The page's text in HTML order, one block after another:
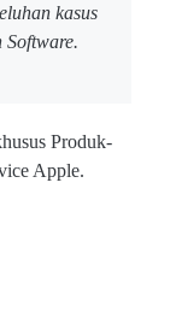
kasus
Produk-
Apple.